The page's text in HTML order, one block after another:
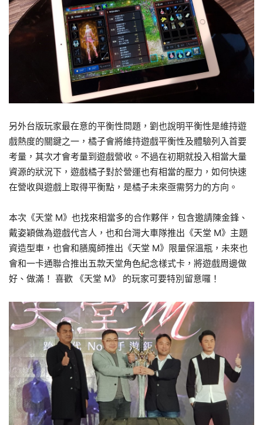
另外台版玩家最在意的平衡性問題，劉也說明平衡性是維持遊
戲熱度的關鍵之一，橘子會將維持遊戲平衡性及體驗列入首要
考量，其次才會考量到遊戲營收。不過在初期就投入相當大量
資源的狀況下，遊戲橘子對於營運也有相當的壓力，如何快速
在營收與遊戲上取得平衡點，是橘子未來亟需努力的方向。
本次《天堂 M》也找來相當多的合作夥伴，包含邀請陳金鋒、
戴姿穎做為遊戲代言人，也和台灣大車隊推出《天堂 M》主題
資造型車，也會和膳魔師推出《天堂 M》限量保溫瓶，未來也
會和一卡通聯合推出五款天堂角色紀念樣式卡，將遊戲周邊做
好、做滿！ 喜歡 《天堂 M》 的玩家可要特別留意囉！